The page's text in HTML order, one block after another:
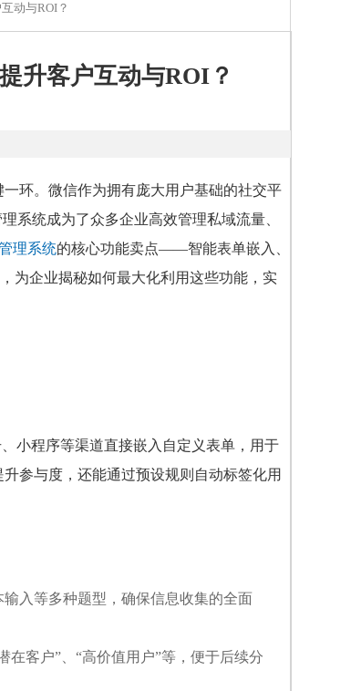
动与ROI？
升客户互动与ROI？
环。微信作为拥有庞大用户基础的社交平
理系统成为了众多企业高效管理私域流量、
理系统的核心功能卖点——智能表单嵌入、
为企业揭秘如何最大化利用这些功能，实
小程序等渠道直接嵌入自定义表单，用于
参与度，还能通过预设规则自动标签化用
入等多种题型，确保信息收集的全面
在客户”、“高价值用户”等，便于后续分